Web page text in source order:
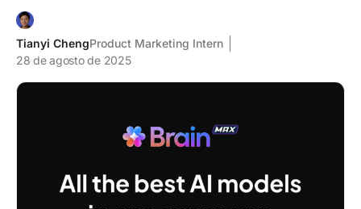
Tianyi ChengProduct Marketing Intern
28 de agosto de 2025